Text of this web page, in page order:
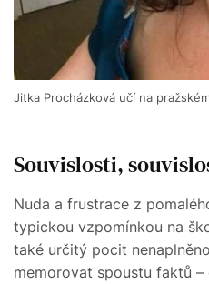
Jitka Procházková učí na
Souvislosti,
Nuda a frustrace z
typickou vzpomínkou na
také určitý pocit
memorovat spoustu faktů